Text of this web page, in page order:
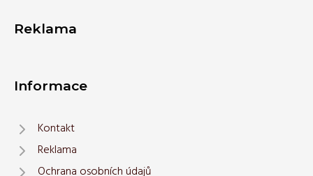
Reklama
Informace
Kontakt
Reklama
Ochrana osobních údajů